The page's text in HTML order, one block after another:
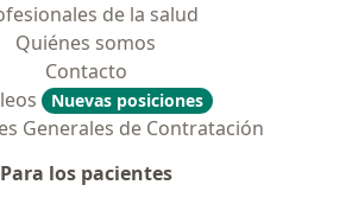
de la salud
Quiénes somos
Contacto
Nuevas posiciones
Generales de Contratación
Para los pacientes